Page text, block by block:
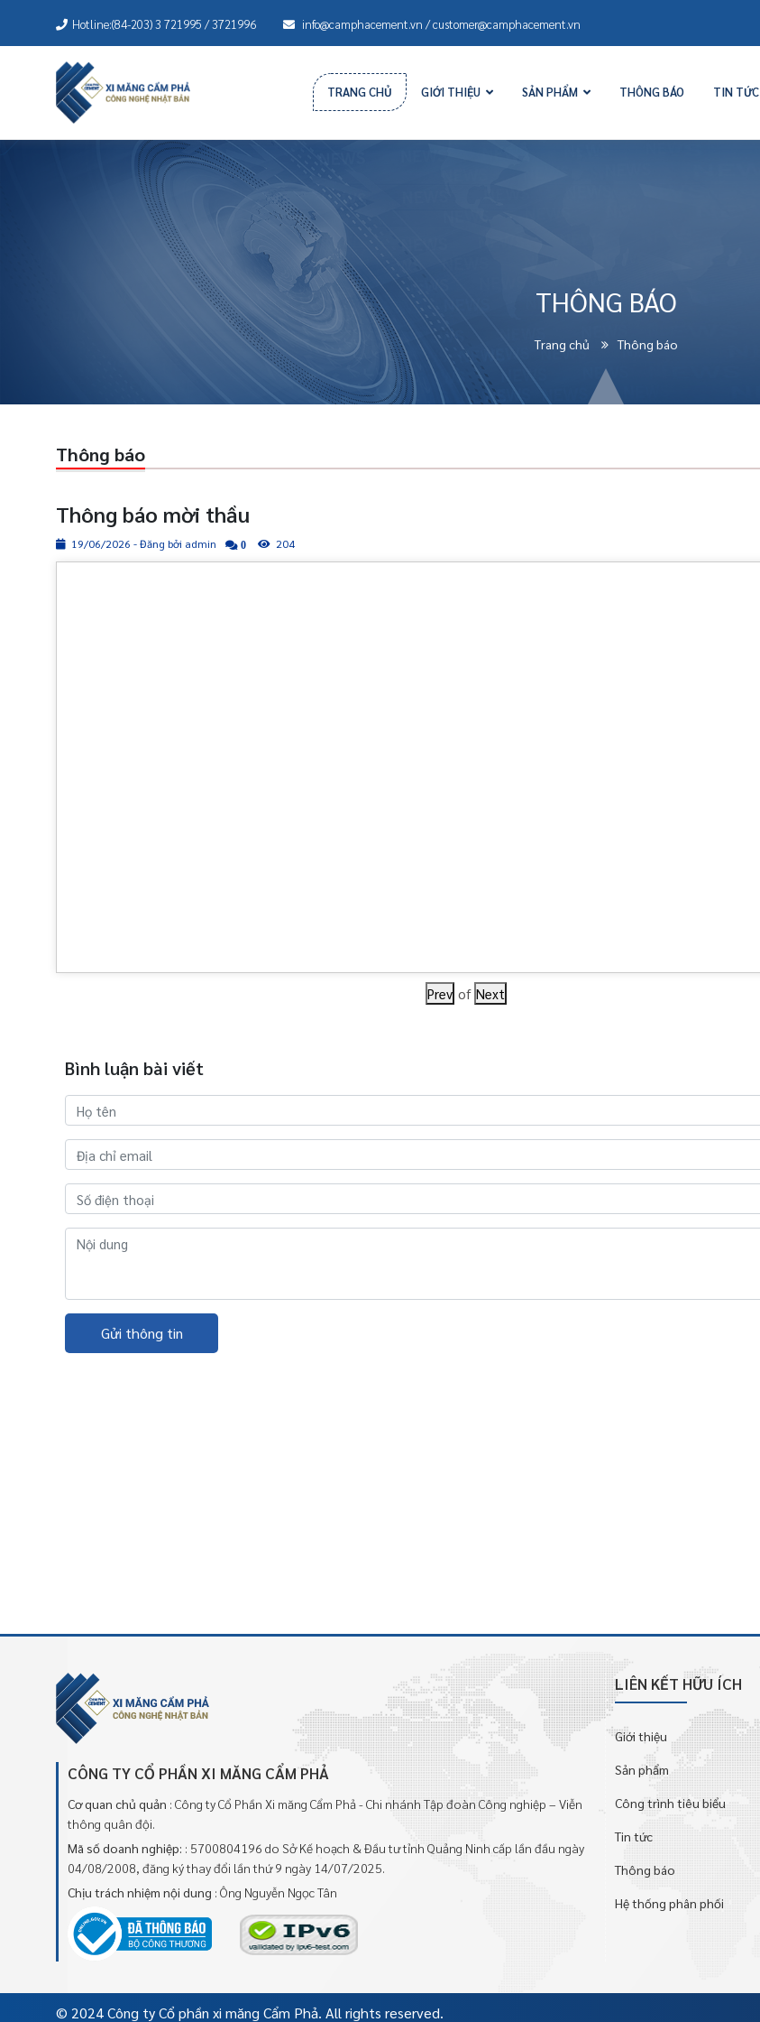
Hotline:(84-203) 3 721995 / 3721996 info@camphacement.vn / customer@camphacement.vn
TRANG CHỦ GIỚI THIỆU SẢN PHẨM THÔNG BÁO TIN TỨC
THÔNG BÁO
Trang chủ Thông báo
Thông báo
Thông báo mời thầu
19/06/2026 - Đăng bởi admin 0 204
Prev of Next
Bình luận bài viết
Gửi thông tin
CÔNG TY CỔ PHẦN XI MĂNG CẨM PHẢ
Cơ quan chủ quản : Công ty Cổ Phần Xi măng Cẩm Phả - Chi nhánh Tập đoàn Công nghiệp – Viễn
thông quân đội.
Mã số doanh nghiệp: : 5700804196 do Sở Kế hoạch & Đầu tư tỉnh Quảng Ninh cấp lần đầu ngày
04/08/2008, đăng ký thay đổi lần thứ 9 ngày 14/07/2025.
Chịu trách nhiệm nội dung : Ông Nguyễn Ngọc Tân
LIÊN KẾT HỮU ÍCH
Giới thiệu
Sản phẩm
Công trình tiêu biểu
Tin tức
Thông báo
Hệ thống phân phối
© 2024 Công ty Cổ phần xi măng Cẩm Phả. All rights reserved.